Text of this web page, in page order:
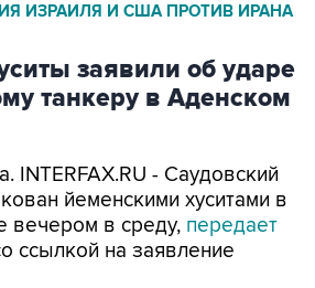
ИЗРАИЛЯ И США ПРОТИВ ИРАНА
заявили об ударе
танкеру в Аденском
INTERFAX.RU - Саудовский
йеменскими хуситами в
вечером в среду, передает
ссылкой на заявление